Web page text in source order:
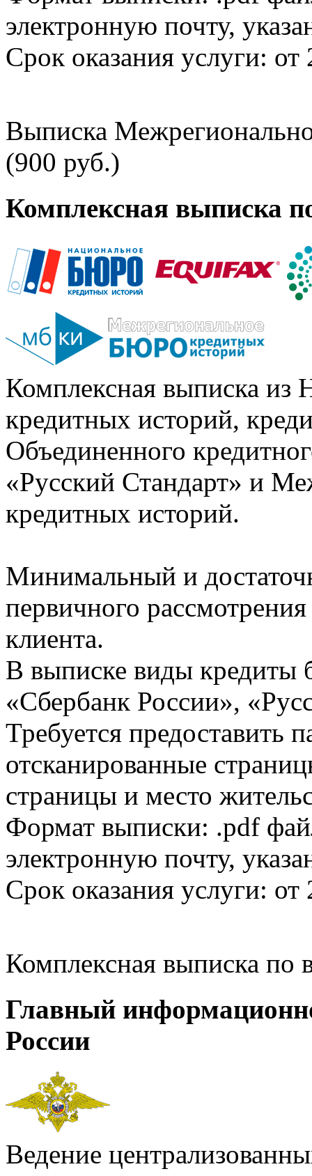
электронную почту,
Срок оказания услуги: от
Выписка
(900 руб.)
Комплексная выписка
Комплексная выписка из
кредитных историй,
Объединенного
«Русский Стандарт» и
кредитных историй.
Минимальный и
первичного
клиента.
В выписке виды кредиты
«Сбербанк России»,
Требуется предоставить
отсканированные
страницы и место
Формат выписки: .pdf
электронную почту,
Срок оказания услуги: от
Комплексная выписка
Главный
России
Ведение